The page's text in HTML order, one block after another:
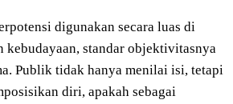
digunakan secara luas di
kebudayaan, standar objektivitasnya
Publik tidak hanya menilai isi, tetapi
diri, apakah sebagai